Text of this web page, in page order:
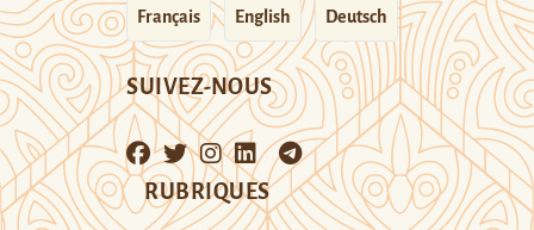
Français English Deutsch
SUIVEZ-NOUS
RUBRIQUES